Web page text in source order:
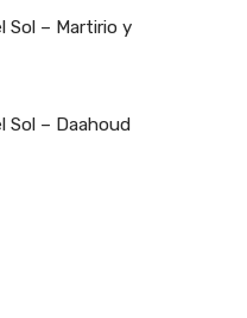
Sol – Martirio y
Sol – Daahoud